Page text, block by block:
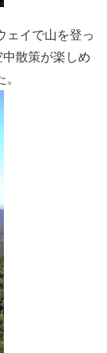
ェイで山を登っ
散策が楽しめ